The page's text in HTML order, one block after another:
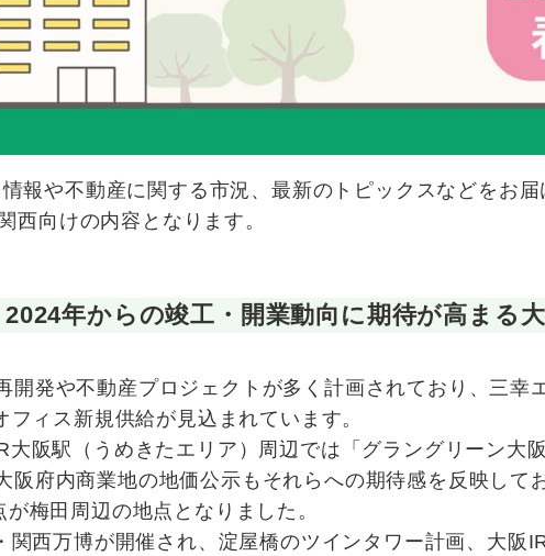
報や不動産に関する市況、最新のトピックスなどをお
西向けの内容となります。
年からの竣工・開業動向に期待が高まる
開発や不動産プロジェクトが多く計画されており、三幸
ィス新規供給が見込まれています。
大阪駅（うめきたエリア）周辺では「グラングリーン大
阪府内商業地の地価公示もそれらへの期待感を反映して
が梅田周辺の地点となりました。
関西万博が開催され、淀屋橋のツインタワー計画、大阪